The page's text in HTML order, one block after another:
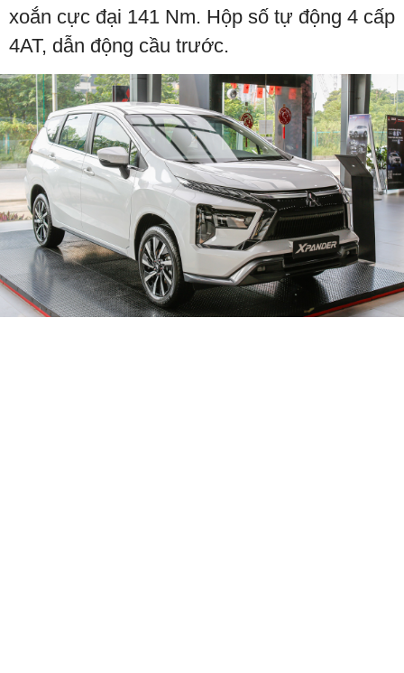
xoắn cực đại 141 Nm. Hộp số tự động 4 cấp
4AT, dẫn động cầu trước.